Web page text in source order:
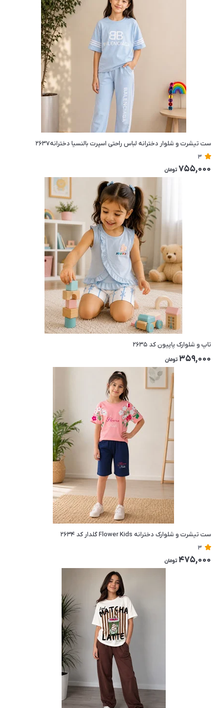
ست تیشرت و شلوار دخترانه لباس راحتی اسپرت بالنسیا دخترانه۲۶۳۷
3
755,000 تومان
تاپ و شلوارک پاپیون کد ۲۶۳۵
359,000 تومان
ست تیشرت و شلوارک دخترانه Flower Kids گلدار کد ۲۶۳۴
3
475,000 تومان